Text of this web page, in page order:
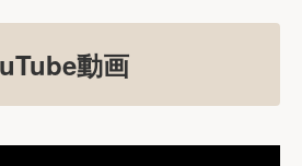
動画